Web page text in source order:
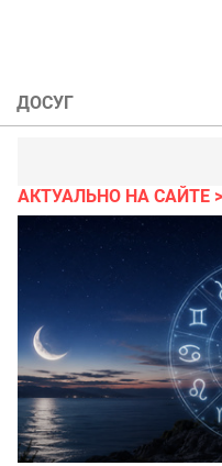
ДОСУГ
АКТУАЛЬНО НА САЙТЕ